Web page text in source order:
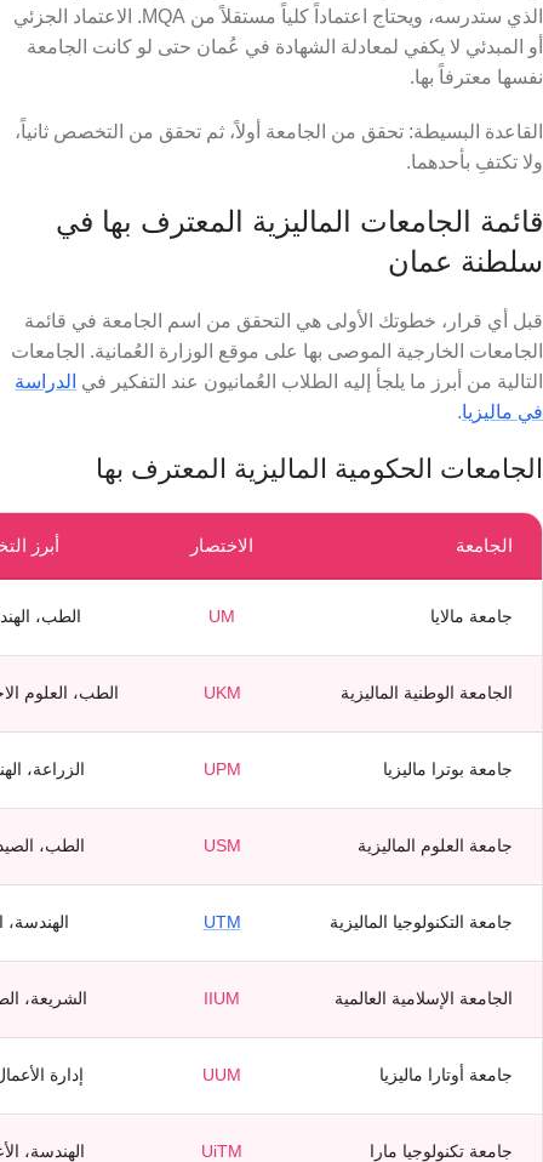
الذي ستدرسه، ويحتاج اعتماداً كلياً مستقلاً من MQA. الاعتماد الجزئي
أو المبدئي لا يكفي لمعادلة الشهادة في عُمان حتى لو كانت الجامعة
نفسها معترفاً بها.
القاعدة البسيطة: تحقق من الجامعة أولاً، ثم تحقق من التخصص ثانياً،
ولا تكتفِ بأحدهما.
قائمة الجامعات الماليزية المعترف بها في
سلطنة عمان
قبل أي قرار، خطوتك الأولى هي التحقق من اسم الجامعة في قائمة
الجامعات الخارجية الموصى بها على موقع الوزارة العُمانية. الجامعات
التالية من أبرز ما يلجأ إليه الطلاب العُمانيون عند التفكير في الدراسة
في ماليزيا.
الجامعات الحكومية الماليزية المعترف بها
الجامعة الاختصار أبرز
جامعة مالايا UM الطب،
الجامعة الوطنية الماليزية UKM الطب، العلوم
جامعة بوترا ماليزيا UPM الزراعة،
جامعة العلوم الماليزية USM الطب،
جامعة التكنولوجيا الماليزية UTM الهندسة،
الجامعة الإسلامية العالمية IIUM الشريعة،
جامعة أوتارا ماليزيا UUM إدارة
جامعة تكنولوجيا مارا UiTM الهندسة،